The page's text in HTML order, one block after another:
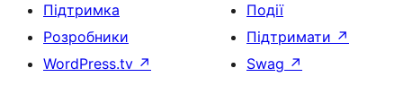
Підтримка
Розробники
WordPress.tv ↗
Події
Підтримати ↗
Swag ↗